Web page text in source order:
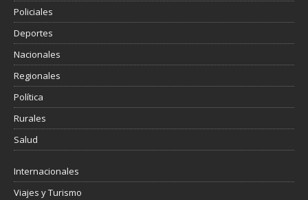
Policiales
Deportes
Nacionales
Regionales
Política
Rurales
Salud
Internacionales
Viajes y Turismo